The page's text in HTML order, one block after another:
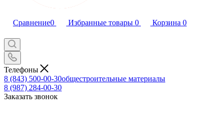
Сравнение0 Избранные товары 0 Корзина 0
Телефоны
8 (843) 500-00-30общестроительные материалы
8 (987) 284-00-30
Заказать звонок